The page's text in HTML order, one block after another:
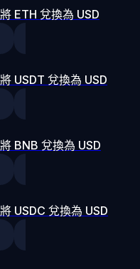
將 ETH 兌換為 USD
將 USDT 兌換為 USD
將 BNB 兌換為 USD
將 USDC 兌換為 USD